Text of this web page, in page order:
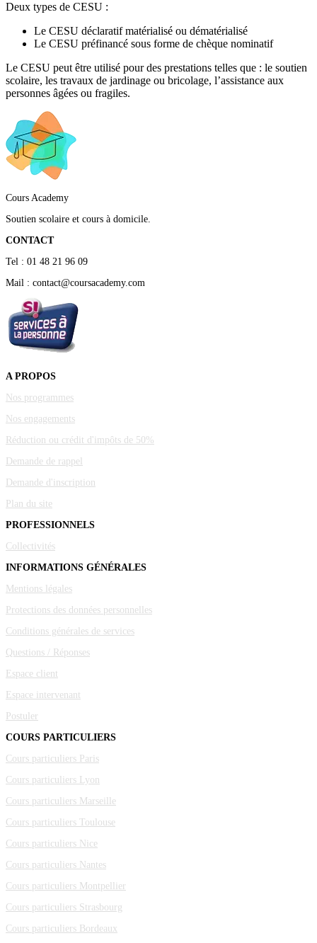
Deux types de CESU :
Le CESU déclaratif matérialisé ou dématérialisé
Le CESU préfinancé sous forme de chèque nominatif
Le CESU peut être utilisé pour des prestations telles que : le soutien
scolaire, les travaux de jardinage ou bricolage, l’assistance aux
personnes âgées ou fragiles.
Cours Academy
Soutien scolaire et cours à domicile.
CONTACT
Tel : 01 48 21 96 09
Mail : contact@coursacademy.com
A PROPOS
Nos programmes
Nos engagements
Réduction ou crédit d'impôts de 50%
Demande de rappel
Demande d'inscription
Plan du site
PROFESSIONNELS
Collectivités
INFORMATIONS GÉNÉRALES
Mentions légales
Protections des données personnelles
Conditions générales de services
Questions / Réponses
Espace client
Espace intervenant
Postuler
COURS PARTICULIERS
Cours particuliers Paris
Cours particuliers Lyon
Cours particuliers Marseille
Cours particuliers Toulouse
Cours particuliers Nice
Cours particuliers Nantes
Cours particuliers Montpellier
Cours particuliers Strasbourg
Cours particuliers Bordeaux